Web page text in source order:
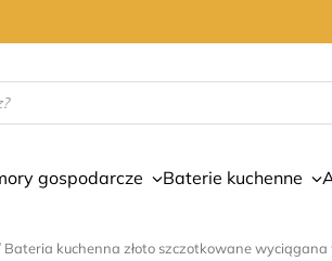
gospodarcze Baterie kuchenne
Bateria kuchenna złoto szczotkowane